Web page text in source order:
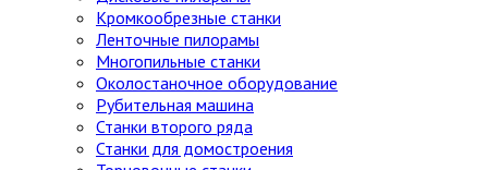
Кромкообрезные станки
Ленточные пилорамы
Многопильные станки
Околостаночное оборудование
Рубительная машина
Станки второго ряда
Станки для домостроения